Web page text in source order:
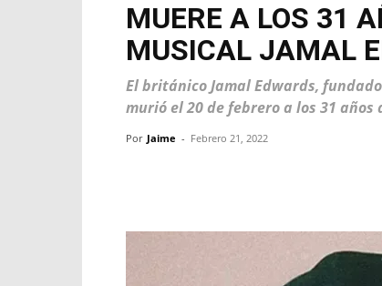
MUERE A LOS 31
MUSICAL JAMAL
El británico Jamal Edwards,
murió el 20 de febrero a los 31 años
Por Jaime - Febrero 21, 2022